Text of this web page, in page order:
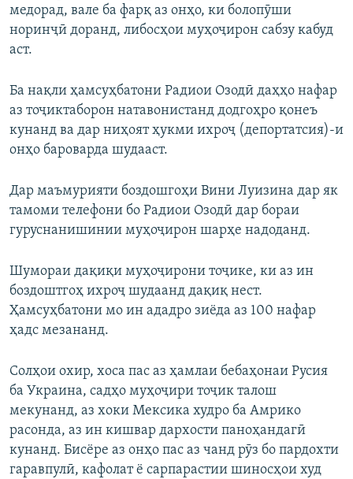
медорад, вале ба фарқ аз онҳо, ки болопӯши
норинҷӣ доранд, либосҳои муҳоҷирон сабзу кабуд
аст.
Ба нақли ҳамсуҳбатони Радиои Озодӣ даҳҳо нафар
аз тоҷиктаборон натавонистанд додгоҳро қонеъ
кунанд ва дар ниҳоят ҳукми ихроҷ (депортатсия)-и
онҳо бароварда шудааст.
Дар маъмурияти боздошгоҳи Вини Луизина дар як
тамоми телефони бо Радиои Озодӣ дар бораи
гуруснанишинии муҳоҷирон шарҳе надоданд.
Шумораи дақиқи муҳоҷирони тоҷике, ки аз ин
боздоштгоҳ ихроҷ шудаанд дақиқ нест.
Ҳамсуҳбатони мо ин ададро зиёда аз 100 нафар
ҳадс мезананд.
Солҳои охир, хоса пас аз ҳамлаи бебаҳонаи Русия
ба Украина, садҳо муҳоҷири тоҷик талош
мекунанд, аз хоки Мексика худро ба Амрико
расонда, аз ин кишвар дархости паноҳандагӣ
кунанд. Бисёре аз онҳо пас аз чанд рӯз бо пардохти
гаравпулӣ, кафолат ё сарпарастии шиносҳои худ